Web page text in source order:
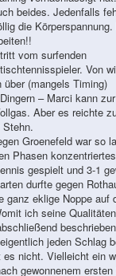
beides. Jedenfalls
die Körperspannung.
vom surfenden
Von
über (mangels Timing)
– Marci kann
Aber es reichte
Groenefeld war so
Phasen konzentriertes
gespielt und 3-1
durfte gegen
ganz eklige Noppe auf
ich seine
jeden Schlag
es nicht. Vielleicht ein
gewonnenem